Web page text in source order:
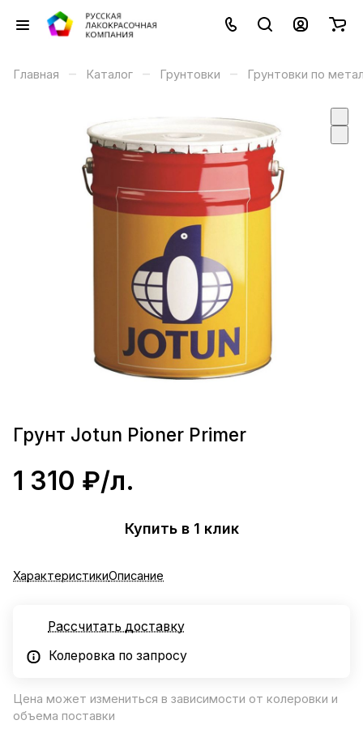
Главная – Каталог – Грунтовки – Грунтовки по
Грунт Jotun Pioner Primer
1 310 ₽/л.
Купить в 1 клик
ХарактеристикиОписание
Рассчитать доставку
Колеровка по запросу
Цена может измениться в зависимости от колеровки и
объема поставки